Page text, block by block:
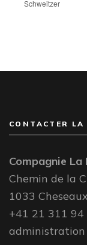
Schweitzer
CONTACTER LA
Compagnie La
Chemin de la
1033
+41 21 311 94
administration